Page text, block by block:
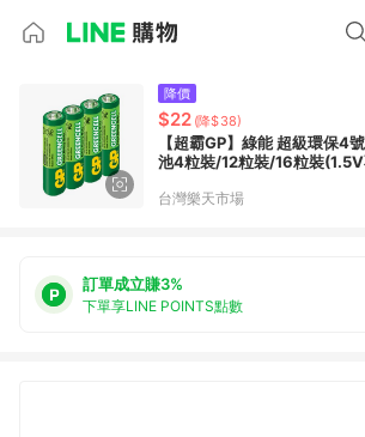
降價
$22 (降$38)
【超霸GP】綠能 超級環保4
池4粒裝/12粒裝/16粒裝
台灣樂天市場
訂單成立賺3%
下單享LINE POINTS點數